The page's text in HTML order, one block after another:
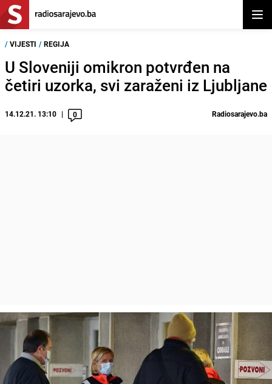
/ VIJESTI / REGIJA
U Sloveniji omikron potvrđen na
četiri uzorka, svi zaraženi iz Ljubljane
14.12.21. 13:10 0 Radiosarajevo.ba